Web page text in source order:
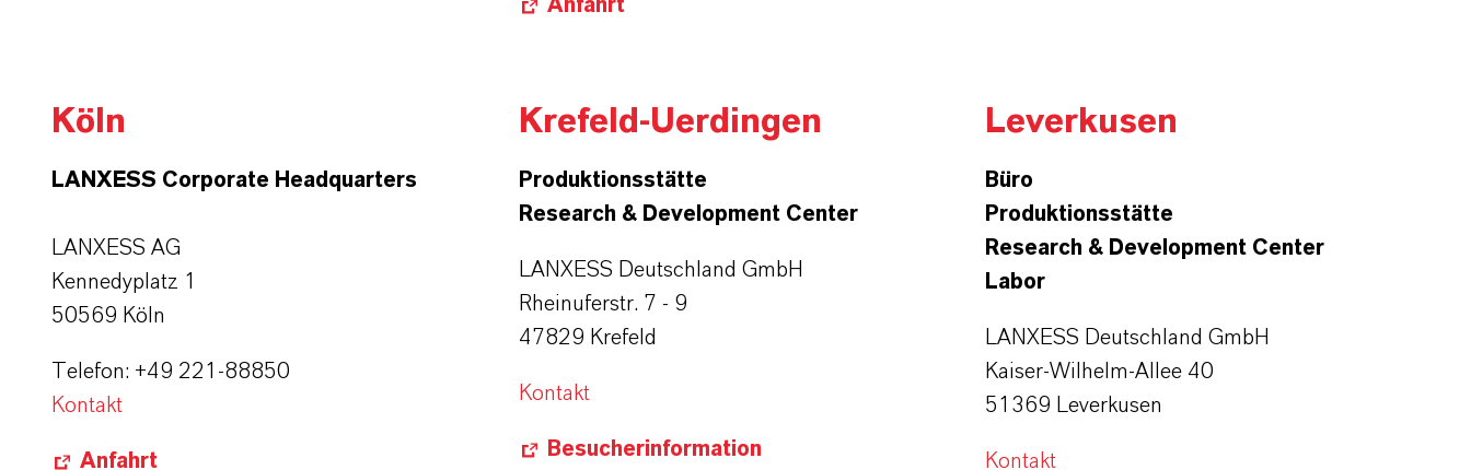
Anfahrt
Köln
LANXESS Corporate Headquarters
LANXESS AG
Kennedyplatz 1
50569 Köln
Telefon: +49 221-88850
Kontakt
Anfahrt
Krefeld-Uerdingen
Produktionsstätte
Research & Development Center
LANXESS Deutschland GmbH
Rheinuferstr. 7 - 9
47829 Krefeld
Kontakt
Besucherinformation
Leverkusen
Büro
Produktionsstätte
Research & Development Center
Labor
LANXESS Deutschland GmbH
Kaiser-Wilhelm-Allee 40
51369 Leverkusen
Kontakt